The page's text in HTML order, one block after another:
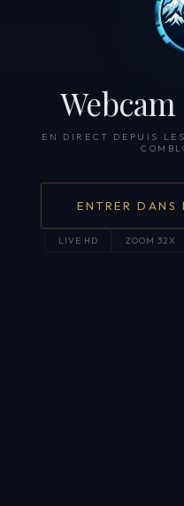
EN DIRECT DEPUIS
ENTRER DANS
LIVE HD ZOOM 32X